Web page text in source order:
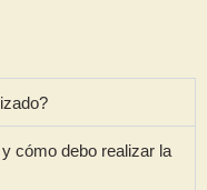
cómo debo realizar la